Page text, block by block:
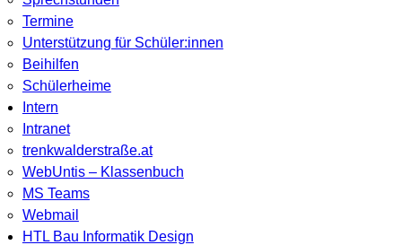
Termine
Unterstützung für Schüler:innen
Beihilfen
Schülerheime
Intern
Intranet
trenkwalderstraße.at
WebUntis – Klassenbuch
MS Teams
Webmail
HTL Bau Informatik Design